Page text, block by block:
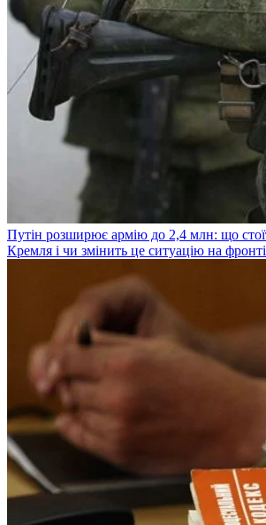
Путін розширює армію до 2,4 млн: що
Кремля і чи змінить це ситуацію на фронті